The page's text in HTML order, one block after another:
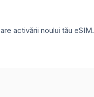
activării noului tău eSIM.